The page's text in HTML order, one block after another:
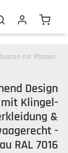
mit Pfosten
Design
mit Klingel-
&
-
RAL 7016